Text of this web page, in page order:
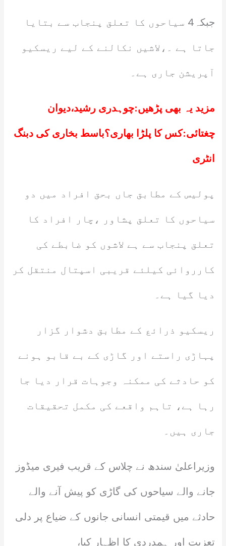
جبکہ4 سیاحوں کا تعلق پنجاب سے بتایا
جاتا ہے ۔،لاشیں نکالنے کے لیے ریسکیو
آپریشن جاری ہے۔
مزید یہ بھی پڑھیں:چوہدری رشید،دیوان
چغتائی:کس کا پلڑا بھاری؟باسط بخاری کی دبنگ
انٹری
پولیس کے مطابق جاں بحق افراد میں دو
سیاحوں کا تعلق پشاور ،چار افراد کا
تعلق پنجاب سے ہے لاشوں کو ضابطے کی
کارروائی کیلئے قریبی اسپتال منتقل کر
دیا گیا ہے۔
ریسکیو ذرائع کے مطابق دشوار گزار
پہاڑی راستے اور گاڑی کے بے قابو ہونے
کو حادثے کی ممکنہ وجوہات قرار دیا جا
رہا ہے، تاہم واقعے کی مکمل تحقیقات
جاری ہیں۔
وزیراعلیٰ سندھ نے چلاس کے قریب فیری میڈوز
جانے والے سیاحوں کی گاڑی کو پیش آنے والے
حادثے میں قیمتی انسانی جانوں کے ضیاع پر دلی
تعزیت اور ہمدردی کا اظہار کیا،